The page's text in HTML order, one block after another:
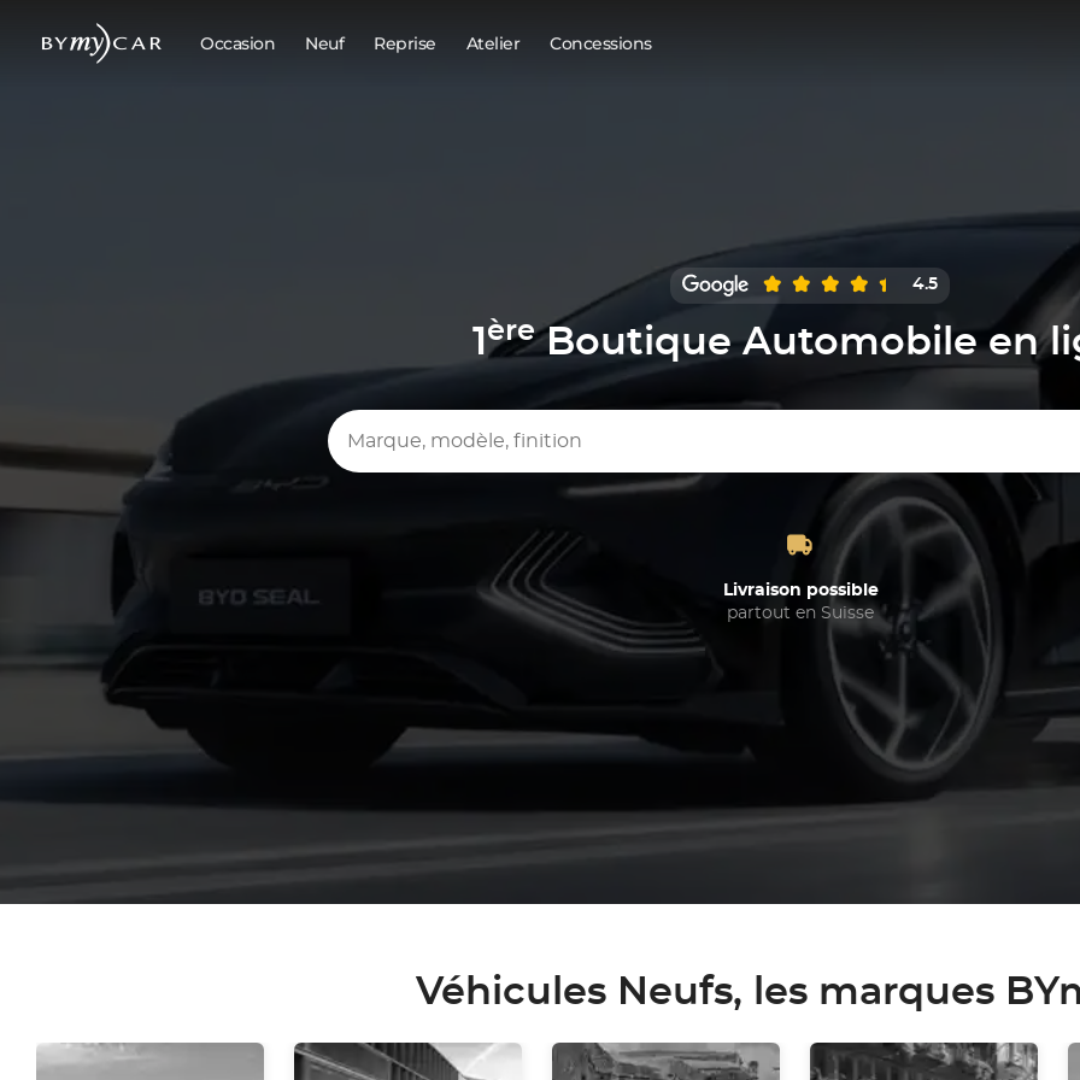
Occasion Neuf Reprise Atelier Concessions
4.5
1 èreBoutique Automobile en
Marque, modèle, finition
Livraison possible
partout en Suisse
Véhicules Neufs, les marques